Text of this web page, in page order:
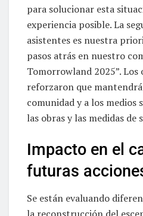
para solucionar esta
experiencia posible. La
asistentes es nuestra
pasos atrás en nuestro
Tomorrowland 2025”.
reforzaron que
comunidad y a los medios
las obras y las medidas de
Impacto en el
futuras
Se están evaluando